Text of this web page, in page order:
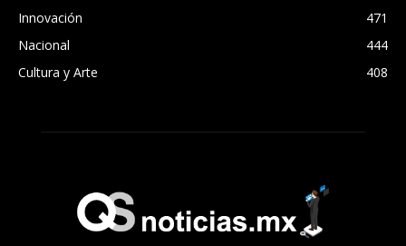
Innovación
471
Nacional
444
Cultura y Arte
408